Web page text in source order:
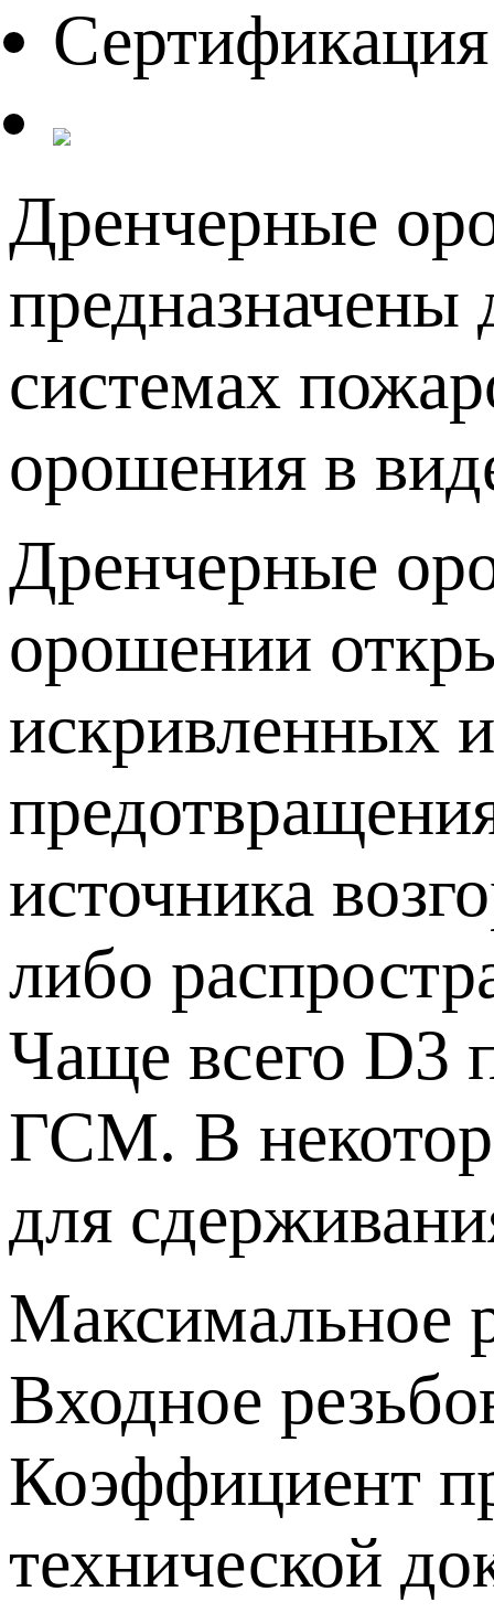
Сертификация
Дренчерные
предназначены
системах
орошения в
Дренчерные
орошении
искривленных
источника
либо
Чаще всего D3
ГСМ. В
для
Максимальное
Входное
Коэффициент
технической